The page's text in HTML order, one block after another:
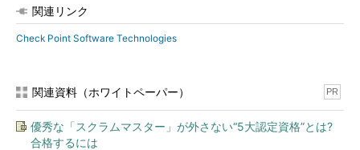
関連リンク
Check Point Software Technologies
関連資料（ホワイトペーパー） PR
優秀な「スクラムマスター」が外さない“5大認定資格”とは?
合格するには